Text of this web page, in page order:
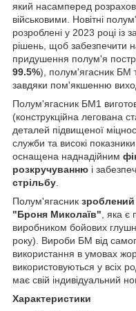
який насамперед
військовими. Новітні
розроблені у 2023 році із
рішень, щоб забезпечити
придушення полум'я
99.5%), полум'ягасник БМ
завдяки пом'якшенню
Полум'ягасник БМ1
(конструкційна легована
деталей підвищеної
служби та високі
оснащена наднадійним
розкручуванню і
стрільбу
Полум'ягасник зроблений
"Броня Миколаїв" , яка
виробником бойових
року). Вироби БМ від
використання в умовах
використовуються у всіх
має свій індивідуальний
Характеристики